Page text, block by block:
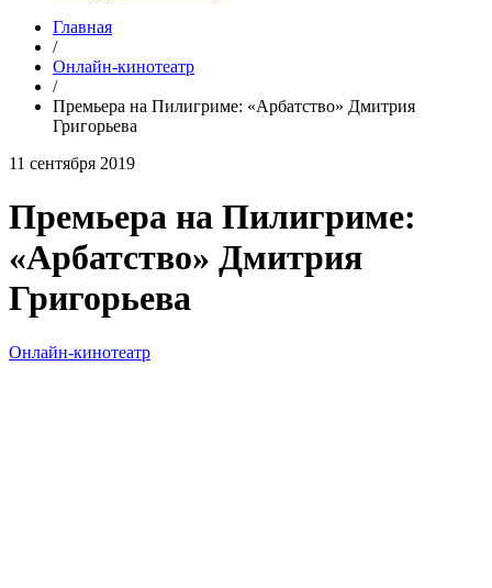
Главная
/
Онлайн-кинотеатр
/
Премьера на Пилигриме: «Арбатство» Дмитрия
Григорьева
11 сентября 2019
Премьера на Пилигриме:
«Арбатство» Дмитрия
Григорьева
Онлайн-кинотеатр